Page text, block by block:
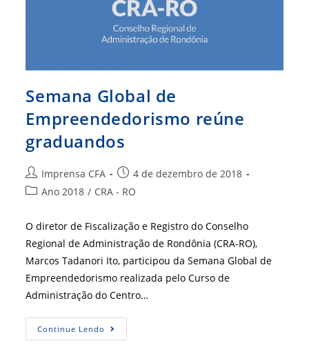
Semana Global de
Empreendedorismo reúne
graduandos
Autor
do
Imprensa CFA
Post
publicado:
4 de dezembro de 2018
Categoria
post:
Ano 2018 / CRA - RO
O diretor de Fiscalização e Registro do Conselho
Regional de Administração de Rondônia (CRA-RO),
Marcos Tadanori Ito, participou da Semana Global de
Empreendedorismo realizada pelo Curso de
Administração do Centro…
Continue Lendo Semana
Global